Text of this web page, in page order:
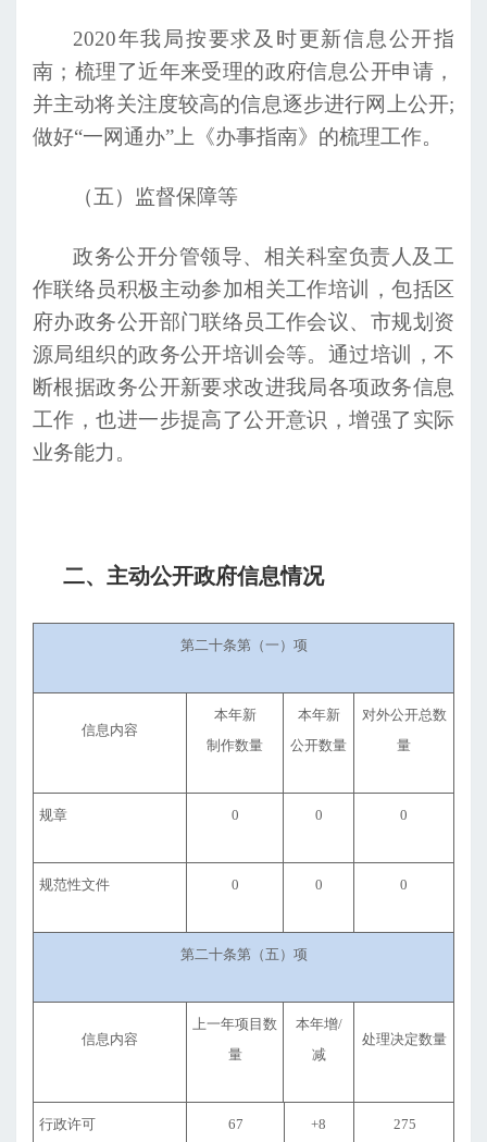
2020年我局按要求及时更新信息公开指
南；梳理了近年来受理的政府信息公开申请，
并主动将关注度较高的信息逐步进行网上公开;
做好“一网通办”上《办事指南》的梳理工作。
（五）监督保障等
政务公开分管领导、相关科室负责人及工
作联络员积极主动参加相关工作培训，包括区
府办政务公开部门联络员工作会议、市规划资
源局组织的政务公开培训会等。通过培训，不
断根据政务公开新要求改进我局各项政务信息
工作，也进一步提高了公开意识，增强了实际
业务能力。
二、主动公开政府信息情况
第二十条第（一）项
信息内容
本年新
制作数量
本年新
公开数量
对外公开总数
量
规章 0 0 0
规范性文件 0 0 0
第二十条第（五）项
信息内容
上一年项目数
量
本年增/
减
处理决定数量
行政许可 67 +8 275